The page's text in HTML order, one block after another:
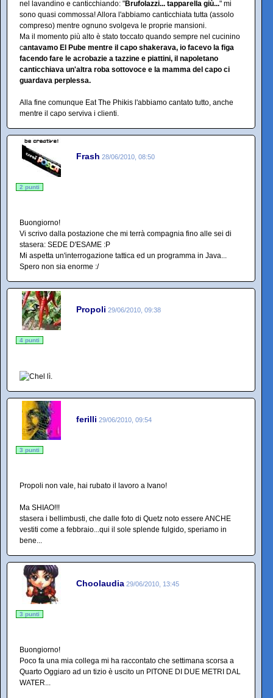
nel lavandino e canticchiando: "Brufolazzi... tapparella giù..." mi
sono quasi commossa! Allora l'abbiamo canticchiata tutta (assolo
compreso) mentre ognuno svolgeva le proprie mansioni.
Ma il momento più alto è stato toccato quando sempre nel cucinino
cantavamo El Pube mentre il capo shakerava, io facevo la figa
facendo fare le acrobazie a tazzine e piattini, il napoletano
canticchiava un'altra roba sottovoce e la mamma del capo ci
guardava perplessa.
Alla fine comunque Eat The Phikis l'abbiamo cantato tutto, anche
mentre il capo serviva i clienti.
Frash 28/06/2010, 08:50
2 punti
Buongiorno!
Vi scrivo dalla postazione che mi terrà compagnia fino alle sei di
stasera: SEDE D'ESAME :P
Mi aspetta un'interrogazione tattica ed un programma in Java...
Spero non sia enorme :/
Propoli 29/06/2010, 09:38
4 punti
ferilli 29/06/2010, 09:54
3 punti
Propoli non vale, hai rubato il lavoro a Ivano!
Ma SHIAO!!!
stasera i bellimbusti, che dalle foto di Quetz noto essere ANCHE
vestiti come a febbraio...qui il sole splende fulgido, speriamo in
bene...
Choolaudia 29/06/2010, 13:45
3 punti
Buongiorno!
Poco fa una mia collega mi ha raccontato che settimana scorsa a
Quarto Oggiaro ad un tizio è uscito un PITONE DI DUE METRI DAL
WATER...